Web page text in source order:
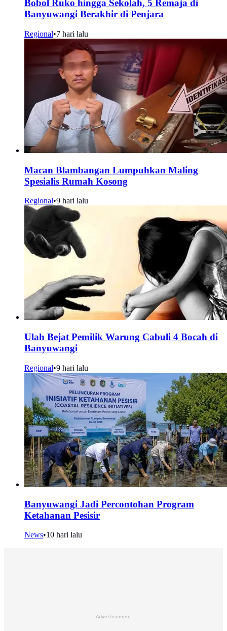
Bobol Ruko hingga Sekolah, 5 Remaja di
Banyuwangi Berakhir di Penjara
Regional•7 hari lalu
Macan Blambangan Lumpuhkan Maling
Spesialis Rumah Kosong
Regional•9 hari lalu
Ulah Bejat Pemilik Warung Cabuli 4 Bocah di
Banyuwangi
Regional•9 hari lalu
Banyuwangi Jadi Percontohan Program
Ketahanan Pesisir
News•10 hari lalu
Advertisement